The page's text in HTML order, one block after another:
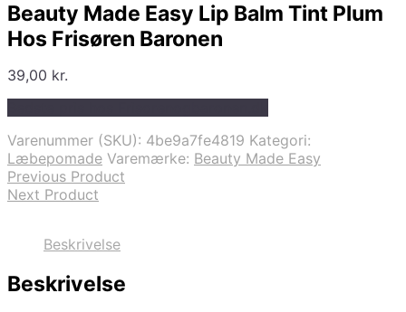
Beauty Made Easy Lip Balm Tint Plum
Hos Frisøren Baronen
39,00 kr.
Varenummer (SKU): 4be9a7fe4819 Kategori:
Læbepomade Varemærke: Beauty Made Easy
Previous Product
Next Product
Beskrivelse
Beskrivelse